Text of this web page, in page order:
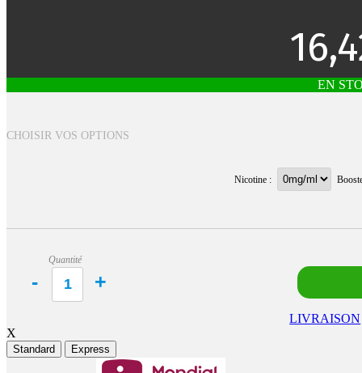
EN
CHOISIR VOS OPTIONS
Nicotine :
Quantité
LIVRAISON
X
Standard Express